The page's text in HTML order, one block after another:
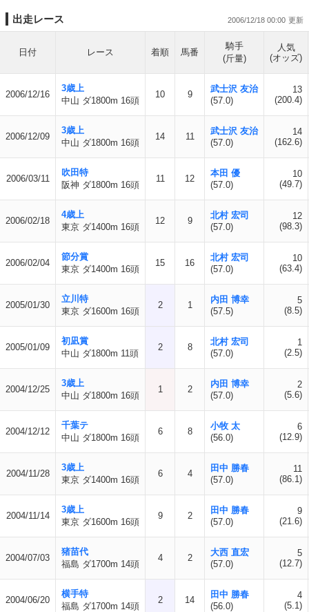
出走レース 2006/12/18 00:00
日付 レース 着順 馬番
騎手
(斤量)
人気
(オッズ)
2006/12/16
3歳上
中山 ダ1800m 16頭
10 9
武士沢 友治
(57.0)
13
(200.4)
2006/12/09
3歳上
中山 ダ1800m 16頭
14 11
武士沢 友治
(57.0)
14
(162.6)
2006/03/11
吹田特
阪神 ダ1800m 16頭
11 12
本田 優
(57.0)
10
(49.7)
2006/02/18
4歳上
東京 ダ1400m 16頭
12 9
北村 宏司
(57.0)
12
(98.3)
2006/02/04
節分賞
東京 ダ1400m 16頭
15 16
北村 宏司
(57.0)
10
(63.4)
2005/01/30
立川特
東京 ダ1600m 16頭
2 1
内田 博幸
(57.5)
5
(8.5)
2005/01/09
初凪賞
中山 ダ1800m 11頭
2 8
北村 宏司
(57.0)
1
(2.5)
2004/12/25
3歳上
中山 ダ1800m 16頭
1 2
内田 博幸
(57.0)
2
(5.6)
2004/12/12
千葉テ
中山 ダ1800m 16頭
6 8
小牧 太
(56.0)
6
(12.9)
2004/11/28
3歳上
東京 ダ1400m 16頭
6 4
田中 勝春
(57.0)
11
(86.1)
2004/11/14
3歳上
東京 ダ1600m 16頭
9 2
田中 勝春
(57.0)
9
(21.6)
2004/07/03
猪苗代
福島 ダ1700m 14頭
4 2
大西 直宏
(57.0)
5
(12.7)
2004/06/20
横手特
福島 ダ1700m 14頭
2 14
田中 勝春
(56.0)
4
(5.1)